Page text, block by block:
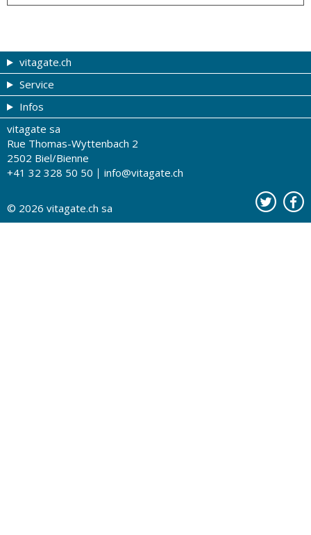
vitagate.ch
Forme et beauté
Thèmes de A à Z
Thérapies
La santé sur les ondes
Tests de santé
Service
Coupons
Tribune du droguiste
Recherche de drogueries
Drogueries partenaires
Contact
Infos
Impressum
Conditions d'utilisation
A notre sujet
Publicité sur vitagate.ch
vitagate sa
Rue Thomas-Wyttenbach 2
2502 Biel/Bienne
+41 32 328 50 50
info@vitagate.ch
© 2026 vitagate.ch sa